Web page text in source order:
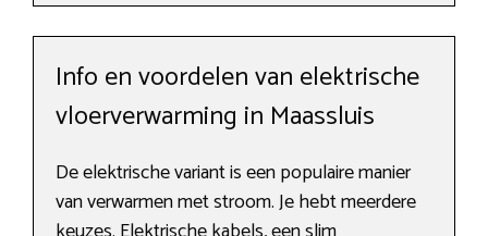
Info en voordelen van elektrische
vloerverwarming in Maassluis
De elektrische variant is een populaire manier
van verwarmen met stroom. Je hebt meerdere